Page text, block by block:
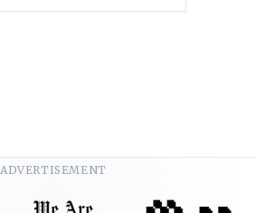
ADVERTISEMENT